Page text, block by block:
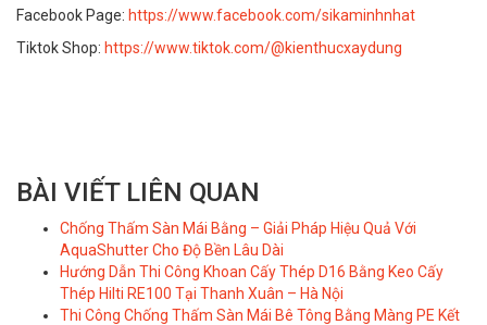
Facebook Page: https://www.facebook.com/sikaminhnhat
Tiktok Shop: https://www.tiktok.com/@kienthucxaydung
BÀI VIẾT LIÊN QUAN
Chống Thấm Sàn Mái Bằng – Giải Pháp Hiệu Quả Với
AquaShutter Cho Độ Bền Lâu Dài
Hướng Dẫn Thi Công Khoan Cấy Thép D16 Bằng Keo Cấy
Thép Hilti RE100 Tại Thanh Xuân – Hà Nội
Thi Công Chống Thấm Sàn Mái Bê Tông Bằng Màng PE Kết